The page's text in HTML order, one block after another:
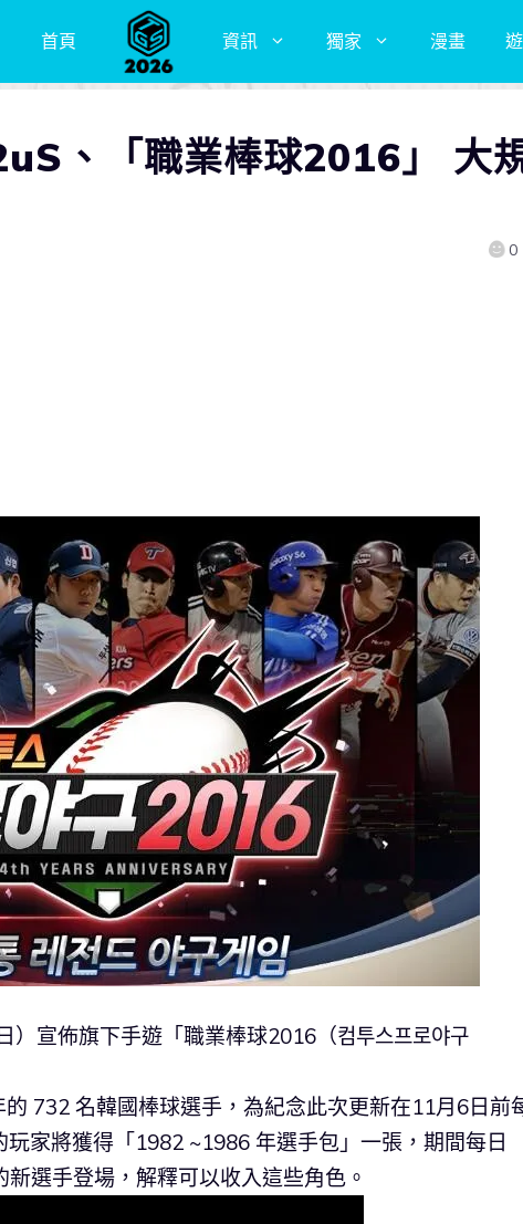
首頁 資訊 獨家 漫畫
、「職業棒球2016」 大
0
宣佈旗下手遊「職業棒球2016（컴투스프로야구
732 名韓國棒球選手，為紀念此次更新在11月6日前
家將獲得「1982 ~1986 年選手包」一張，期間每日
選手登場，解釋可以收入這些角色。